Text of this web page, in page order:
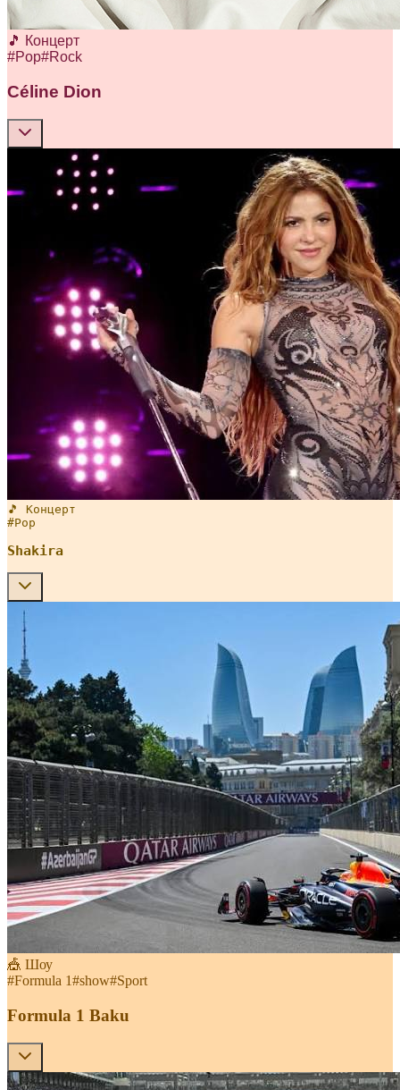
🎵 Концерт
#Pop#Rock
Céline Dion
🎵 Концерт
#Pop
Shakira
🎪 Шоу
#Formula 1#show#Sport
Formula 1 Baku